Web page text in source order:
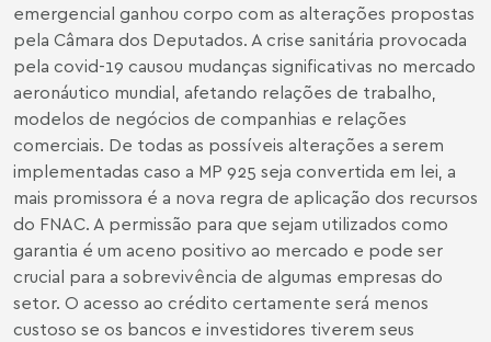
emergencial ganhou corpo com as alterações propostas
pela Câmara dos Deputados. A crise sanitária provocada
pela covid-19 causou mudanças significativas no mercado
aeronáutico mundial, afetando relações de trabalho,
modelos de negócios de companhias e relações
comerciais. De todas as possíveis alterações a serem
implementadas caso a MP 925 seja convertida em lei, a
mais promissora é a nova regra de aplicação dos recursos
do FNAC. A permissão para que sejam utilizados como
garantia é um aceno positivo ao mercado e pode ser
crucial para a sobrevivência de algumas empresas do
setor. O acesso ao crédito certamente será menos
custoso se os bancos e investidores tiverem seus